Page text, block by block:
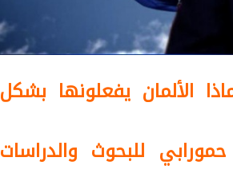
الألمان يفعلونها بشكل
للبحوث والدراسات